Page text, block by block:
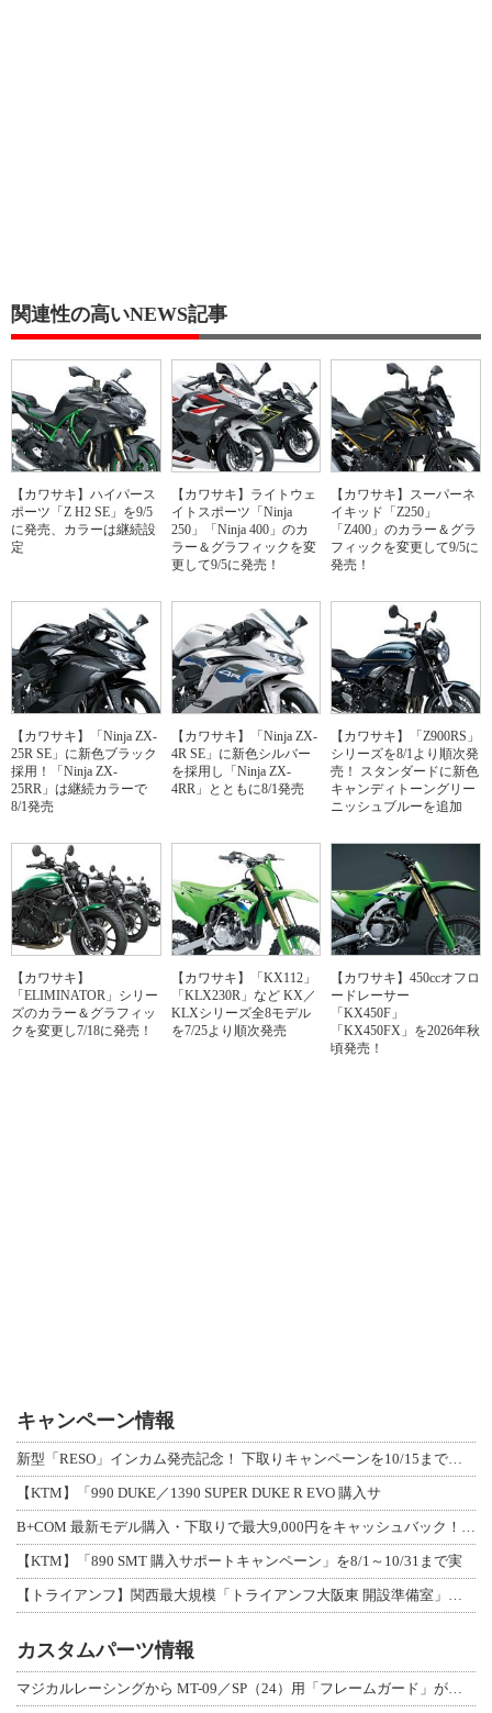
関連性の高いNEWS記事
【カワサキ】ハイパース
ポーツ「Z H2 SE」を9/5
に発売、カラーは継続設
定
【カワサキ】ライトウェ
イトスポーツ「Ninja
250」「Ninja 400」のカ
ラー＆グラフィックを変
更して9/5に発売！
【カワサキ】スーパーネ
イキッド「Z250」
「Z400」のカラー＆グラ
フィックを変更して9/5に
発売！
【カワサキ】「Ninja ZX-
25R SE」に新色ブラック
採用！「Ninja ZX-
25RR」は継続カラーで
8/1発売
【カワサキ】「Ninja ZX-
4R SE」に新色シルバー
を採用し「Ninja ZX-
4RR」とともに8/1発売
【カワサキ】「Z900RS」
シリーズを8/1より順次発
売！ スタンダードに新色
キャンディトーングリー
ニッシュブルーを追加
【カワサキ】
「ELIMINATOR」シリー
ズのカラー＆グラフィッ
クを変更し7/18に発売！
【カワサキ】「KX112」
「KLX230R」など KX／
KLXシリーズ全8モデル
を7/25より順次発売
【カワサキ】450ccオフロ
ードレーサー
「KX450F」
「KX450FX」を2026年秋
頃発売！
キャンペーン情報
新型「RESO」インカム発売記念！ 下取りキャンペーンを10/15まで延長して開
【KTM】「990 DUKE／1390 SUPER DUKE R EVO 購入サ
B+COM 最新モデル購入・下取りで最大9,000円をキャッシュバック！「B+F
【KTM】「890 SMT 購入サポートキャンペーン」を8/1～10/31まで実
【トライアンフ】関西最大規模「トライアンフ大阪東 開設準備室」がオープン！ 限定
カスタムパーツ情報
マジカルレーシングから MT-09／SP（24）用「フレームガード」が登場！